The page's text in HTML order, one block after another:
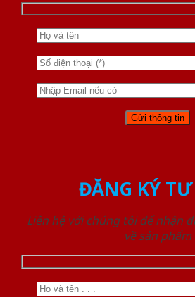
ĐĂNG KÝ
Liên hệ với chúng tôi để nhận
về sản phẩm